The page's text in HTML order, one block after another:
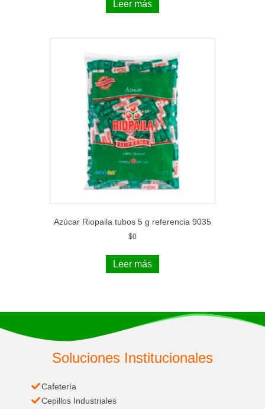
Leer más
Azúcar Riopaila tubos 5 g referencia 9035
$0
Leer más
Soluciones Institucionales
Cafetería
Cepillos Industriales